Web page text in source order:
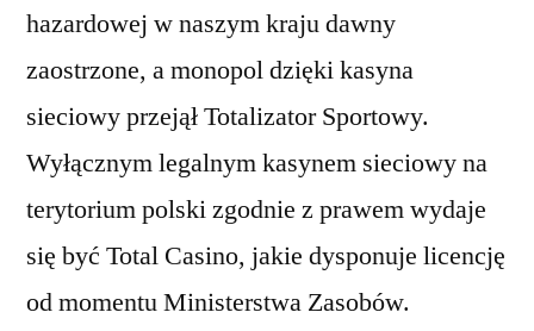
hazardowej w naszym kraju dawny
zaostrzone, a monopol dzięki kasyna
sieciowy przejął Totalizator Sportowy.
Wyłącznym legalnym kasynem sieciowy na
terytorium polski zgodnie z prawem wydaje
się być Total Casino, jakie dysponuje licencję
od momentu Ministerstwa Zasobów.